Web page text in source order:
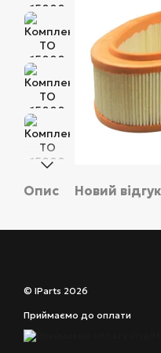
Опис Новий
© IParts 2026
Приймаємо до оплати